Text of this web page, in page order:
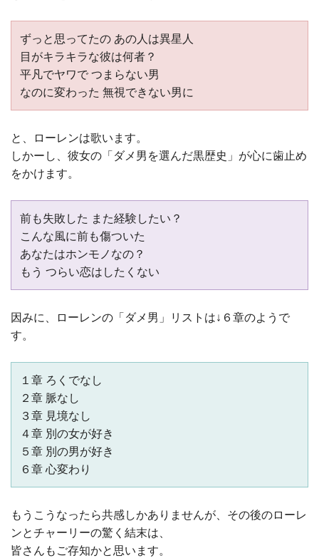
ずっと思ってたの あの人は異星人
目がキラキラな彼は何者？
平凡でヤワで つまらない男
なのに変わった 無視できない男に
と、ローレンは歌います。
しかーし、彼女の「ダメ男を選んだ黒歴史」が心に歯止め
をかけます。
前も失敗した また経験したい？
こんな風に前も傷ついた
あなたはホンモノなの？
もう つらい恋はしたくない
因みに、ローレンの「ダメ男」リストは↓６章のようで
す。
１章 ろくでなし
２章 脈なし
３章 見境なし
４章 別の女が好き
５章 別の男が好き
６章 心変わり
もうこうなったら共感しかありませんが、その後のローレ
ンとチャーリーの驚く結末は、
皆さんもご存知かと思います。